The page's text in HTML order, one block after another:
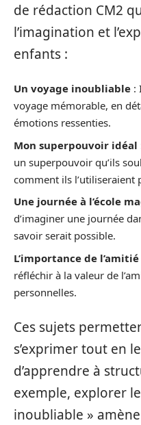
de rédaction CM2
l’imagination et
enfants :
Un voyage inoubliable :
voyage mémorable, en
émotions ressenties.
Mon superpouvoir idéal
un superpouvoir qu’ils
comment ils l’utiliseraient
Une journée à l’école
d’imaginer une journée
savoir serait possible.
L’importance de l’amitié
réfléchir à la valeur de
personnelles.
Ces sujets
s’exprimer tout en
d’apprendre à
exemple, explorer
inoubliable »